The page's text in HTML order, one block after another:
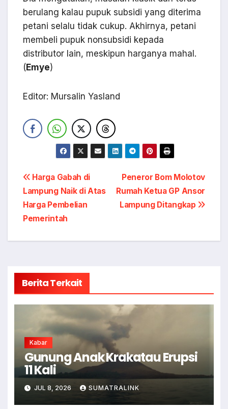
berulang kalau pupuk subsidi yang diterima
petani selalu tidak cukup. Akhirnya, petani
membeli pupuk nonsubsidi kepada
distributor lain, meskipun harganya mahal.
( Emye)
Editor: Mursalin Yasland
Navigasi
pos
Peneror Bom Molotov
Rumah Ketua GP Ansor
Lampung Ditangkap
Harga Gabah di
Lampung Naik di Atas
Harga Pembelian
Pemerintah
Berita Terkait
Kabar
Gunung Anak Krakatau Erupsi
11 Kali
JUL 8, 2026 SUMATRALINK